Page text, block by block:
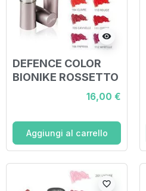
visibility
DEFENCE COLOR
BIONIKE ROSSETTO
16,00 €
Aggiungi al carrello
favorite_border